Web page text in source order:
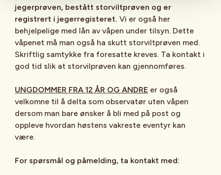
jegerprøven, bestått storviltprøven og er
registrert i jegerregisteret. Vi er også her
behjelpelige med lån av våpen under tilsyn. Dette
våpenet må man også ha skutt storviltprøven med.
Skriftlig samtykke fra foresatte kreves. Ta kontakt i
god tid slik at storvilprøven kan gjennomføres.
UNGDOMMER FRA 12 ÅR OG ANDRE er også
velkomne til å delta som observatør uten våpen
dersom man bare ønsker å bli med på post og
oppleve hvordan høstens vakreste eventyr kan
være.
For spørsmål og påmelding, ta kontakt med: